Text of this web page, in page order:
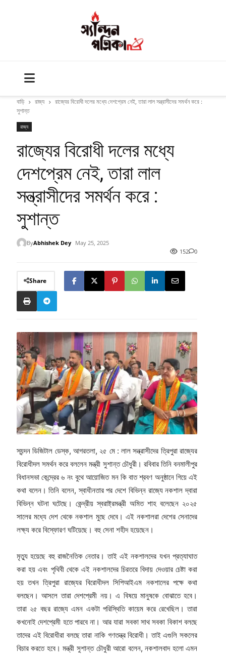
বাড়ি রাজ্য
রাজ্যের বিরোধী দলের মধ্যে দেশপ্রেম নেই, তারা লাল সন্ত্রাসীদের সমর্থন করে :
সুশান্ত
রাজ্য
রাজ্যের বিরোধী দলের মধ্যে
দেশপ্রেম নেই, তারা লাল
সন্ত্রাসীদের সমর্থন করে :
সুশান্ত
ByAbhishek Dey
May 25, 2025
152
0
Share
স্যন্দন ডিজিটাল ডেস্ক, আগরতলা, ২৫ মে : লাল সন্ত্রাসীদের ত্রিপুরা রাজ্যের
বিরোধীদল সমর্থন করে বললেন মন্ত্রী সুশান্ত চৌধুরী। রবিবার তিনি বনমালীপুর
বিধানসভা কেন্দ্রের ৬ নং বুথে আয়োজিত মন কি বাত শ্রবণ অনুষ্ঠানে গিয়ে এই
কথা বলেন। তিনি বলেন, স্বাধীনতার পর দেশে বিভিন্ন রাজ্যে নকশাল দ্বারা
বিভিন্ন ঘটনা ঘটেছে। কেন্দ্রীয় স্বরাষ্ট্রমন্ত্রী অমিত শাহ বলেছেন ২০২৫
সালের মধ্যে দেশ থেকে নকশাল মুছে দেবে। এই নকশালরা দেশের সেনাদের
লক্ষ্য করে বিস্ফোরণ ঘটিয়েছে। বহু সেনা শহীদ হয়েছেন।
মৃত্যু হয়েছে বহু রাজনৈতিক নেতার। তাই এই নকশালদের যখন প্রত্যাঘাত
করা হয় এবং পৃথিবী থেকে এই নকশালদের চিরতরে বিদায় দেওয়ার চেষ্টা করা
হয় তখন ত্রিপুরা রাজ্যের বিরোধীদল সিপিআইএম নকশালের পক্ষে কথা
বলছেন। আসলে তারা দেশপ্রেমী নয়। এ বিষয়ে মানুষকে বোঝাতে হবে।
তারা ২৫ বছর রাজ্যে এমন একটা পরিস্থিতি কায়েম করে রেখেছিল। তারা
কখনোই দেশপ্রেমী হতে পারবে না। আর যারা সবকা সাথ সবকা বিকাশ বলছে
তাদের এই বিরোধীরা বলছে তারা নাকি গণতন্ত্র বিরোধী। তাই এগুলি সকলের
বিচার করতে হবে। মন্ত্রী সুশান্ত চৌধুরী আরো বলেন, নকশালবাদ হলো এমন